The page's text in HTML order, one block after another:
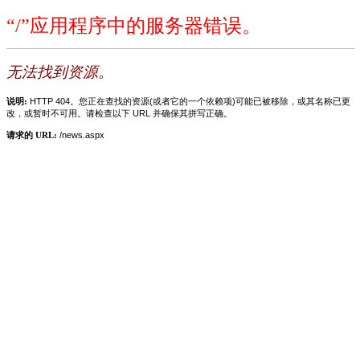
“/”应用程序中的服务器错误。
无法找到资源。
说明: HTTP 404。您正在查找的资源(或者它的一个依赖项)可能已被移除，或其名称已更
改，或暂时不可用。请检查以下 URL 并确保其拼写正确。
请求的 URL: /news.aspx